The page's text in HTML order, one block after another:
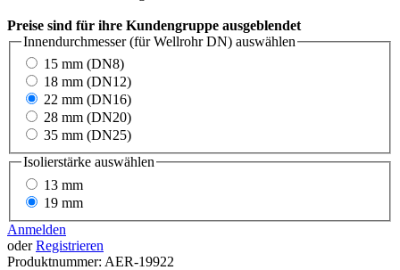
Preise sind für ihre Kundengruppe ausgeblendet
Innendurchmesser (für Wellrohr DN) auswählen
15 mm (DN8)
18 mm (DN12)
22 mm (DN16)
28 mm (DN20)
35 mm (DN25)
Isolierstärke auswählen
13 mm
19 mm
Anmelden
oderRegistrieren
Produktnummer: AER-19922